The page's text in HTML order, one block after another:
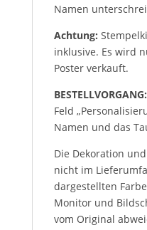
Namen
Achtung:
inklusive. Es wird
Poster verkauft.
BESTELLVORGANG:
Feld
Namen und das
Die Dekoration
nicht im
dargestellten
Monitor und
vom Original